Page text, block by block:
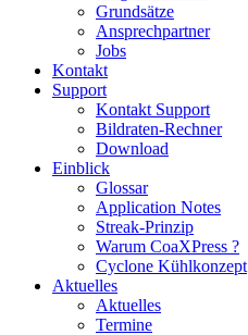
Grundsätze
Ansprechpartner
Jobs
Kontakt
Support
Kontakt Support
Bildraten-Rechner
Download
Einblick
Glossar
Application Notes
Streak-Prinzip
Warum CoaXPress ?
Cyclone Kühlkonzept
Aktuelles
Aktuelles
Termine